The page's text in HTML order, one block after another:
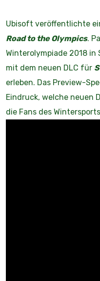
Ubisoft veröffentlichte
Road to the Olympics.
Winterolympiade 2018 in
mit dem neuen DLC für
erleben. Das Preview-
Eindruck, welche neuen
die Fans des